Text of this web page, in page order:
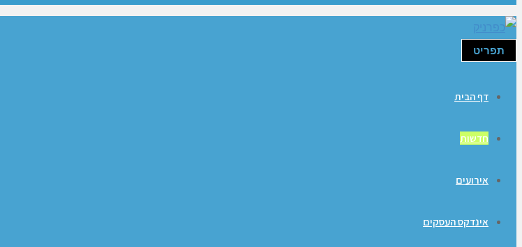
תפריט
דף הבית
חדשות
אירועים
אינדקס העסקים